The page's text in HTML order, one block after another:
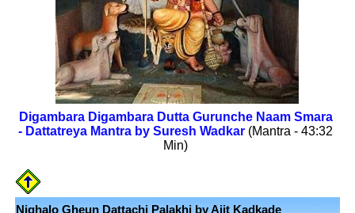
Digambara Digambara Dutta Gurunche Naam Smara
- Dattatreya Mantra by Suresh Wadkar (Mantra - 43:32
Min)
Nighalo Gheun Dattachi Palakhi by Ajit Kadkade